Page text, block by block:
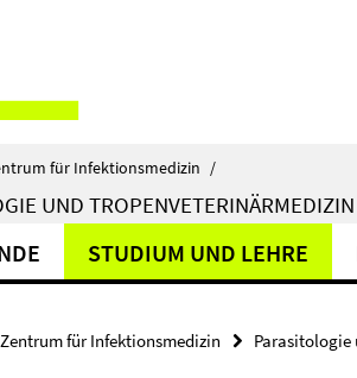
für Infektionsmedizin /
UND TROPENVETERINÄRMEDIZIN
STUDIUM UND LEHRE
Zentrum für Infektionsmedizin Parasitologie